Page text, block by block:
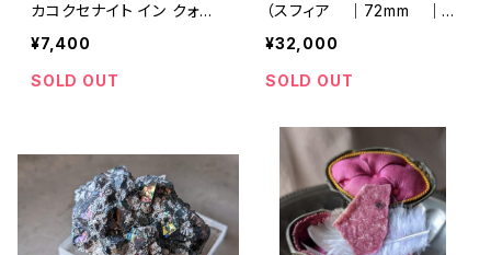
カコクセナイト イン クォー
ツ｜虹入り｜ラフカット原
石｜20g
¥7,400
SOLD OUT
（スフィア ｜72mm ｜Ｌ
サイズ
¥32,000
SOLD OUT